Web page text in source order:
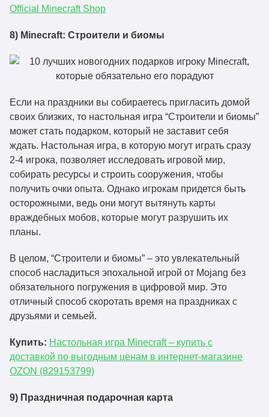
Official Minecraft Shop
8) Minecraft: Строители и биомы
Если на праздники вы собираетесь пригласить домой
своих близких, то настольная игра “Строители и биомы”
может стать подарком, который не заставит себя
ждать. Настольная игра, в которую могут играть сразу
2-4 игрока, позволяет исследовать игровой мир,
собирать ресурсы и строить сооружения, чтобы
получить очки опыта. Однако игрокам придется быть
осторожными, ведь они могут вытянуть карты
враждебных мобов, которые могут разрушить их
планы.
В целом, “Строители и биомы” – это увлекательный
способ насладиться эпохальной игрой от Mojang без
обязательного погружения в цифровой мир. Это
отличный способ скоротать время на праздниках с
друзьями и семьей.
Купить: Настольная игра Minecraft – купить с
доставкой по выгодным ценам в интернет-магазине
OZON (829153799)
9) Праздничная подарочная карта